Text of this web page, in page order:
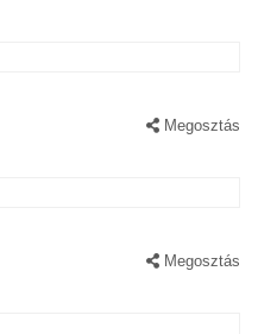
Megosztás
Megosztás